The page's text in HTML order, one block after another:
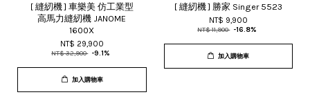
[ 縫紉機 ] 車樂美 仿工業型
高馬力縫紉機 JANOME
1600X
NT$ 29,900
NT$ 32,900 -9.1%
加入購物車
[ 縫紉機 ] 勝家 Singer 5523
NT$ 9,900
NT$ 11,900 -16.8%
加入購物車